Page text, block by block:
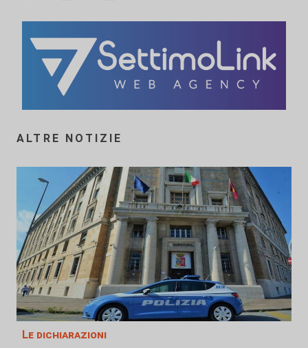
ALTRE NOTIZIE
Le dichiarazioni